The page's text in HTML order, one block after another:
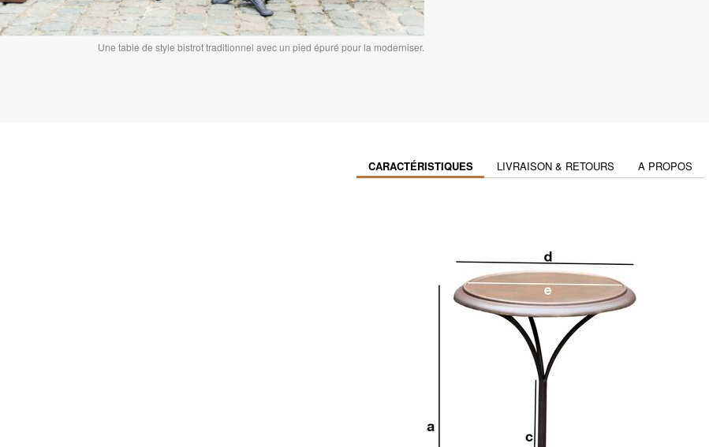
Une table de style bistrot traditionnel avec un pied épuré pour la moderniser.
CARACTÉRISTIQUES LIVRAISON & RETOURS A PROPOS